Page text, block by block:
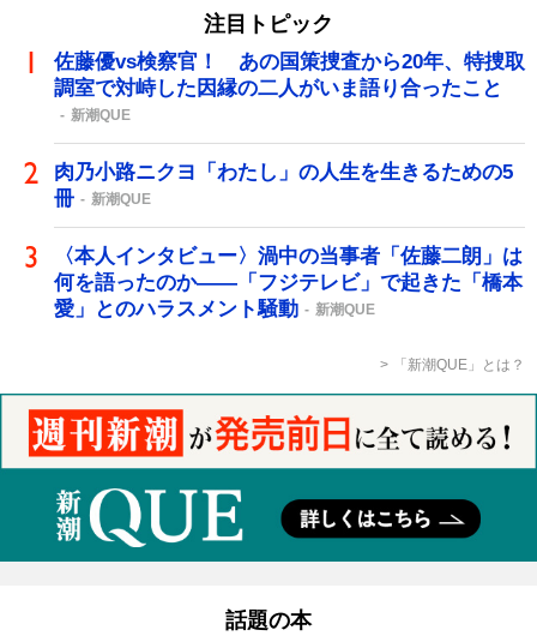
注目トピック
佐藤優vs検察官！ あの国策捜査から20年、特捜取
調室で対峙した因縁の二人がいま語り合ったこと
新潮QUE
肉乃小路ニクヨ「わたし」の人生を生きるための5
冊
新潮QUE
〈本人インタビュー〉渦中の当事者「佐藤二朗」は
何を語ったのか――「フジテレビ」で起きた「橋本
愛」とのハラスメント騒動
新潮QUE
「新潮QUE」とは？
話題の本